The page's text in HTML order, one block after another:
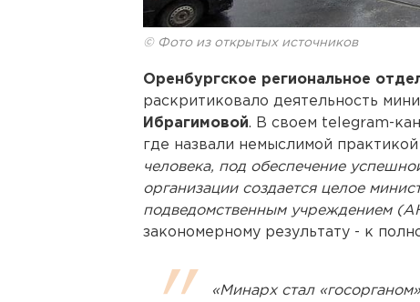
© Фото из открытых источников
Оренбургское региональное
раскритиковало деятельность
Ибрагимовой. В своем telegram-
где назвали немыслимой
человека, под обеспечение
организации создается целое
подведомственным учреждением
закономерному результату - к
«Минарх стал